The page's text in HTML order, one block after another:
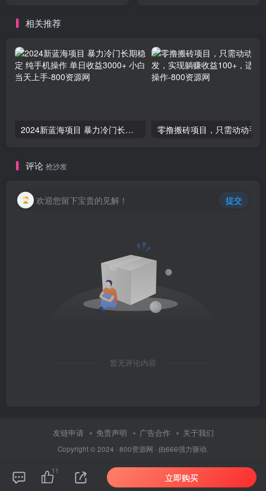
相关推荐
2024新蓝海项目 暴力冷门长期稳定 纯手机操作 单日收益3000+ 小白当天上手
评论 抢沙发
欢迎您留下宝贵的见解！ 提交
暂无评论内容
友链申请 免责声明 广告合作 关于我们
Copyright © 2024 · 800资源网 · 由666强力驱动.
11
立即购买